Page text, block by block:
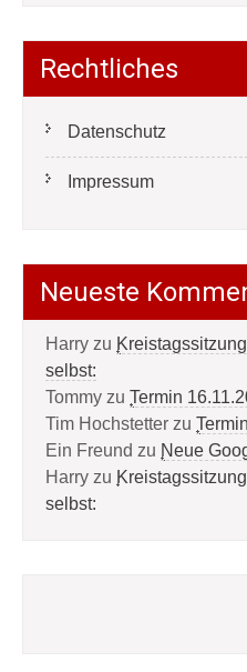
Rechtliches
Datenschutz
Impressum
Neueste
Harry zu
selbst:
Tommy zu Termin
Tim Hochstetter zu
Ein Freund zu Neue
Harry zu
selbst: